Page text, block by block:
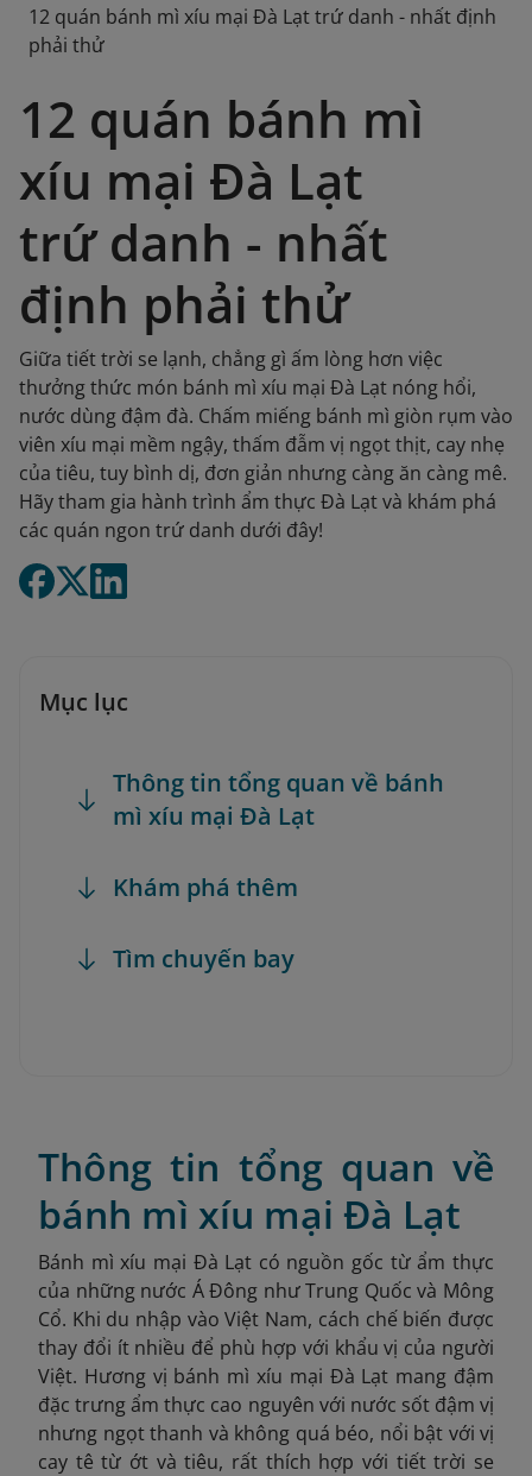
12 quán bánh mì xíu mại Đà Lạt trứ danh - nhất định
phải thử
12 quán bánh mì
xíu mại Đà Lạt
trứ danh - nhất
định phải thử
Giữa tiết trời se lạnh, chẳng gì ấm lòng hơn việc
thưởng thức món bánh mì xíu mại Đà Lạt nóng hổi,
nước dùng đậm đà. Chấm miếng bánh mì giòn rụm vào
viên xíu mại mềm ngậy, thấm đẫm vị ngọt thịt, cay nhẹ
của tiêu, tuy bình dị, đơn giản nhưng càng ăn càng mê.
Hãy tham gia hành trình ẩm thực Đà Lạt và khám phá
các quán ngon trứ danh dưới đây!
Mục lục
Thông tin tổng quan về bánh
mì xíu mại Đà Lạt
Khám phá thêm
Tìm chuyến bay
Thông tin tổng quan về
bánh mì xíu mại Đà Lạt
Bánh mì xíu mại Đà Lạt có nguồn gốc từ ẩm thực
của những nước Á Đông như Trung Quốc và Mông
Cổ. Khi du nhập vào Việt Nam, cách chế biến được
thay đổi ít nhiều để phù hợp với khẩu vị của người
Việt. Hương vị bánh mì xíu mại Đà Lạt mang đậm
đặc trưng ẩm thực cao nguyên với nước sốt đậm vị
nhưng ngọt thanh và không quá béo, nổi bật với vị
cay tê từ ớt và tiêu, rất thích hợp với tiết trời se